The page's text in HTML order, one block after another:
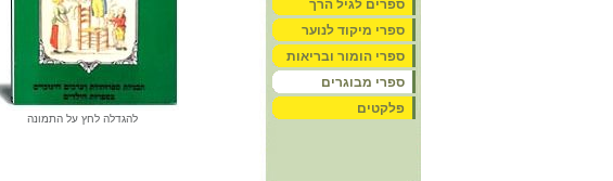
להגדלה לחץ על התמונה
ספרים לגיל הרך
ספרי מיקוד לנוער
ספרי הומור ובריאות
ספרי מבוגרים
פלקטים